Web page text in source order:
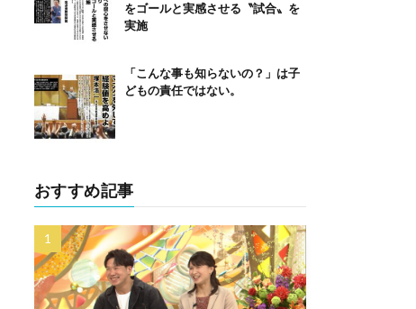
をゴールと実感させる〝試合〟を
実施
「こんな事も知らないの？」は子
どもの責任ではない。
おすすめ記事